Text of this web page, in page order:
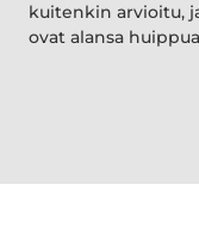
kuitenkin arvioitu,
ovat alansa